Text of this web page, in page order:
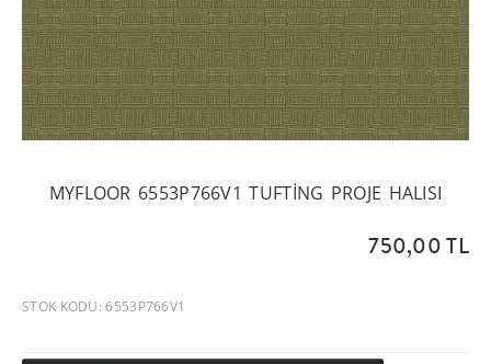
MYFLOOR 6553P766V1 TUFTING PROJE HALISI
750,00 TL
STOK KODU: 6553P766V1